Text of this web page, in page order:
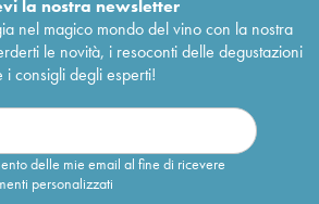
la nostra newsletter
nel magico mondo del vino con la nostra
le novità, i resoconti delle degustazioni
i consigli degli esperti!
delle mie email al fine di ricevere
personalizzati